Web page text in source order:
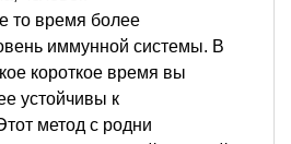
то время более
иммунной системы. В
короткое время вы
устойчивы к
метод с родни